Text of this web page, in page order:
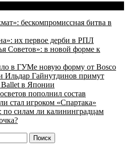
бескомпромиссная битва в
их первое дерби в РПЛ
Советов»: в новой форме к
в ГУМе новую форму от Bosco
Ильдар Гайнутдинов примут
Ballet в Японии
пополнил состав
стал игроком «Спартака»
силам ли калининградцам